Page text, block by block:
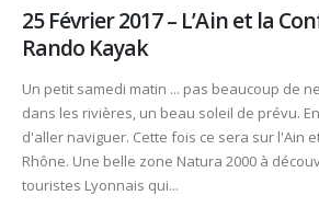
25 Février 2017 – L’Ain et la
Rando Kayak
Un petit samedi matin ... pas beaucoup de
dans les rivières, un beau soleil de prévu.
d'aller naviguer. Cette fois ce sera sur l'Ain
Rhône. Une belle zone Natura 2000 à
touristes Lyonnais qui...